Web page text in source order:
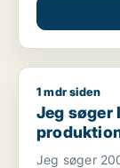
Jeg søger
1 mdr siden
Jeg søger
Ørnhøj
Jeg søger